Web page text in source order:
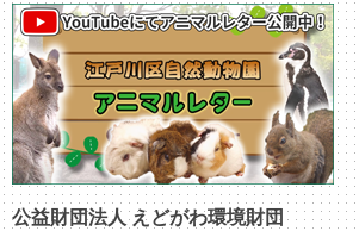
公益財団法人 えどがわ環境財団